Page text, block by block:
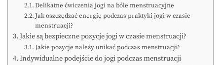
Delikatne ćwiczenia jogi na bóle menstruacyjne
Jak oszczędzać energię podczas praktyki jogi w czasie
menstruacji?
Jakie są bezpieczne pozycje jogi w czasie menstruacji?
Jakie pozycje należy unikać podczas menstruacji?
Indywidualne podejście do jogi podczas menstruacji